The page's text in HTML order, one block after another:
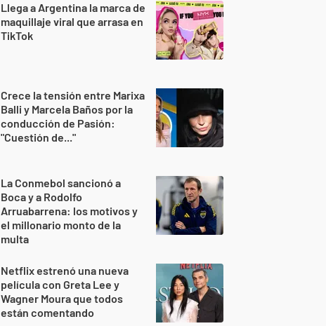
Llega a Argentina la marca de
maquillaje viral que arrasa en
TikTok
Crece la tensión entre Marixa
Balli y Marcela Baños por la
conducción de Pasión:
"Cuestión de..."
La Conmebol sancionó a
Boca y a Rodolfo
Arruabarrena: los motivos y
el millonario monto de la
multa
Netflix estrenó una nueva
película con Greta Lee y
Wagner Moura que todos
están comentando